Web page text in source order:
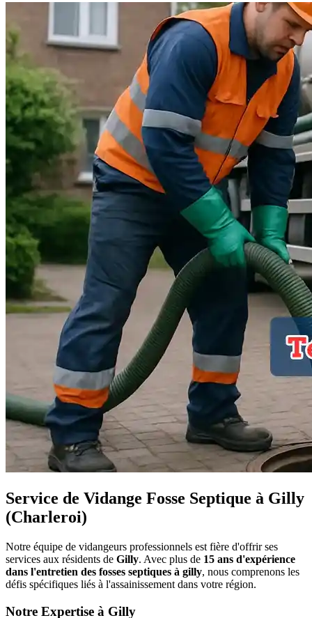
Service de Vidange Fosse Septique à Gilly
(Charleroi)
Notre équipe de vidangeurs professionnels est fière d'offrir ses
services aux résidents de Gilly. Avec plus de 15 ans d'expérience
dans l'entretien des fosses septiques à gilly, nous comprenons les
défis spécifiques liés à l'assainissement dans votre région.
Notre Expertise à Gilly